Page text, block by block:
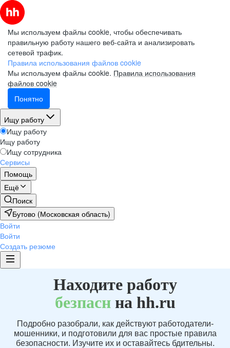
Мы используем файлы cookie, чтобы обеспечивать
правильную работу нашего веб-сайта и анализировать
сетевой трафик.
Правила использования файлов cookie
Мы используем файлы cookie. Правила использования
файлов cookie
Понятно
Ищу работу
Ищу работу
Ищу работу
Ищу сотрудника
Сервисы
Помощь
Ещё
Поиск
Бутово (Московская область)
Войти
Войти
Создать резюме
Находите работу
безпаснна hh.ru
Подробно разобрали, как действуют работодатели-
мошенники, и подготовили для вас простые правила
безопасности. Изучите их и оставайтесь бдительны.